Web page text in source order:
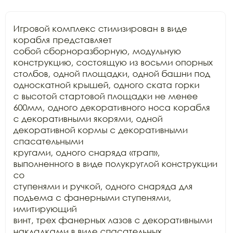
Игровой комплекс стилизирован в виде
корабля представляет
собой сборноразборную, модульную
конструкцию, состоящую из восьми опорных
столбов, одной площадки, одной башни под
односкатной крышей, одного ската горки
с высотой стартовой площадки не менее
600мм, одного декоративного носа корабля
с декоративными якорями, одной
декоративной кормы с декоративными
спасательными
кругами, одного снаряда «трап»,
выполненного в виде полукруглой конструкции
со
ступенями и ручкой, одного снаряда для
подъема с фанерными ступенями,
имитирующий
винт, трех фанерных лазов с декоративными